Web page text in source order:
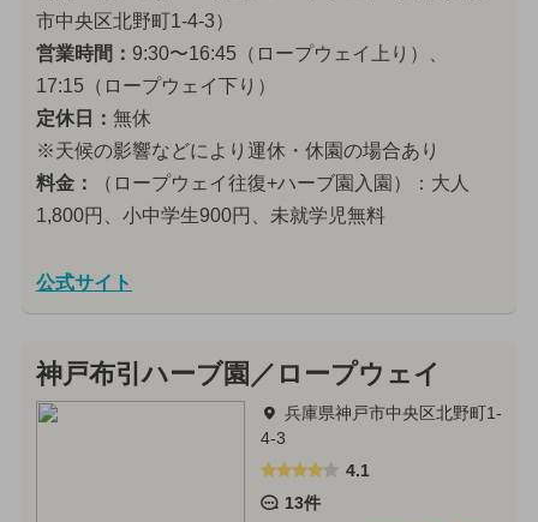
市中央区北野町1-4-3）
営業時間： 9:30〜16:45（ロープウェイ上り）、
17:15（ロープウェイ下り）
定休日： 無休
※天候の影響などにより運休・休園の場合あり
料金：
（ロープウェイ往復+ハーブ園入園）：大人
1,800円、小中学生900円、未就学児無料
公式サイト
神戸布引ハーブ園／ロープウェイ
兵庫県神戸市中央区北野町1-
4-3
4.1
13件